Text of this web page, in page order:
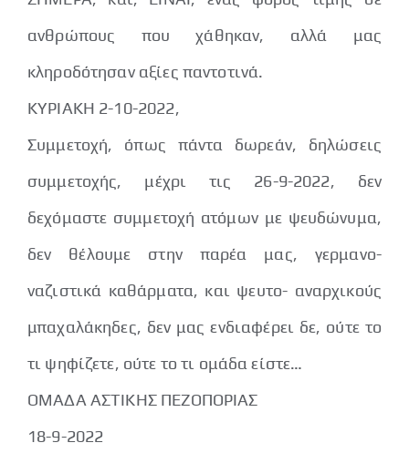
ανθρώπους που χάθηκαν, αλλά μας
κληροδότησαν αξίες παντοτινά.
ΚΥΡΙΑΚΗ 2-10-2022,
Συμμετοχή, όπως πάντα δωρεάν, δηλώσεις
συμμετοχής, μέχρι τις 26-9-2022, δεν
δεχόμαστε συμμετοχή ατόμων με ψευδώνυμα,
δεν θέλουμε στην παρέα μας, γερμανο-
ναζιστικά καθάρματα, και ψευτο- αναρχικούς
μπαχαλάκηδες, δεν μας ενδιαφέρει δε, ούτε το
τι ψηφίζετε, ούτε το τι ομάδα είστε…
ΟΜΑΔΑ ΑΣΤΙΚΗΣ ΠΕΖΟΠΟΡΙΑΣ
18-9-2022